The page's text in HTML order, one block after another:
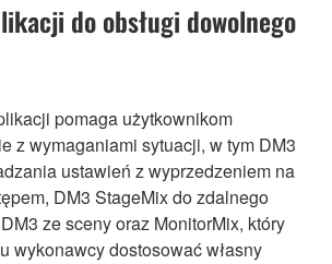
do obsługi dowolnego
pomaga użytkownikom
z wymaganiami sytuacji, w tym DM3
ustawień z wyprzedzeniem na
DM3 StageMix do zdalnego
ze sceny oraz MonitorMix, który
wykonawcy dostosować własny